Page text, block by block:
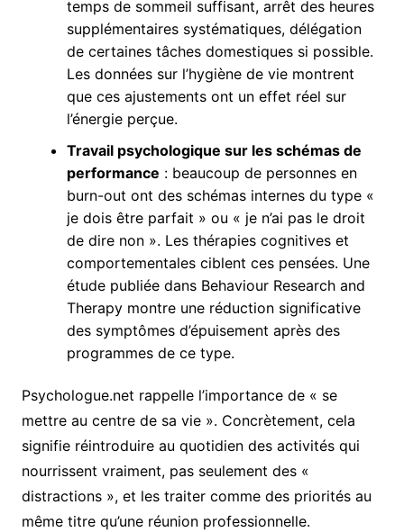
temps de sommeil suffisant, arrêt des heures
supplémentaires systématiques, délégation
de certaines tâches domestiques si possible.
Les données sur l’hygiène de vie montrent
que ces ajustements ont un effet réel sur
l’énergie perçue.
Travail psychologique sur les schémas de
performance : beaucoup de personnes en
burn-out ont des schémas internes du type «
je dois être parfait » ou « je n’ai pas le droit
de dire non ». Les thérapies cognitives et
comportementales ciblent ces pensées. Une
étude publiée dans Behaviour Research and
Therapy montre une réduction significative
des symptômes d’épuisement après des
programmes de ce type.
Psychologue.net rappelle l’importance de « se
mettre au centre de sa vie ». Concrètement, cela
signifie réintroduire au quotidien des activités qui
nourrissent vraiment, pas seulement des «
distractions », et les traiter comme des priorités au
même titre qu’une réunion professionnelle.